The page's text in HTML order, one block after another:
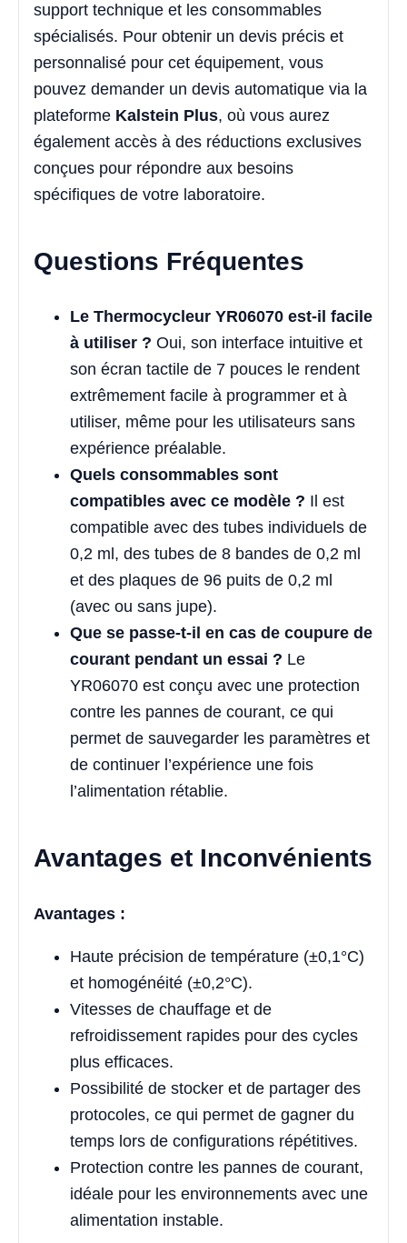
support technique et les consommables
spécialisés. Pour obtenir un devis précis et
personnalisé pour cet équipement, vous
pouvez demander un devis automatique via la
plateforme Kalstein Plus, où vous aurez
également accès à des réductions exclusives
conçues pour répondre aux besoins
spécifiques de votre laboratoire.
Questions Fréquentes
Le Thermocycleur YR06070 est-il facile
à utiliser ? Oui, son interface intuitive et
son écran tactile de 7 pouces le rendent
extrêmement facile à programmer et à
utiliser, même pour les utilisateurs sans
expérience préalable.
Quels consommables sont
compatibles avec ce modèle ? Il est
compatible avec des tubes individuels de
0,2 ml, des tubes de 8 bandes de 0,2 ml
et des plaques de 96 puits de 0,2 ml
(avec ou sans jupe).
Que se passe-t-il en cas de coupure de
courant pendant un essai ? Le
YR06070 est conçu avec une protection
contre les pannes de courant, ce qui
permet de sauvegarder les paramètres et
de continuer l’expérience une fois
l’alimentation rétablie.
Avantages et Inconvénients
Avantages :
Haute précision de température (±0,1°C)
et homogénéité (±0,2°C).
Vitesses de chauffage et de
refroidissement rapides pour des cycles
plus efficaces.
Possibilité de stocker et de partager des
protocoles, ce qui permet de gagner du
temps lors de configurations répétitives.
Protection contre les pannes de courant,
idéale pour les environnements avec une
alimentation instable.